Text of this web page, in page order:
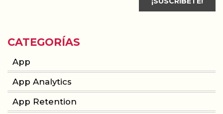
CATEGORÍAS
App
App Analytics
App Retention